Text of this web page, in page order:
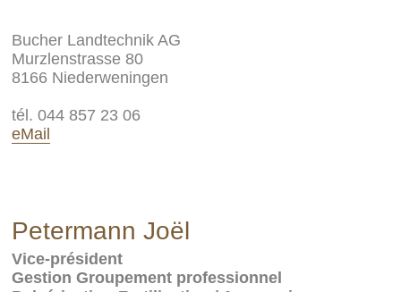
Bucher Landtechnik AG
Murzlenstrasse 80
8166 Niederweningen
tél. 044 857 23 06
eMail
Petermann Joël
Vice-président
Gestion Groupement professionnel